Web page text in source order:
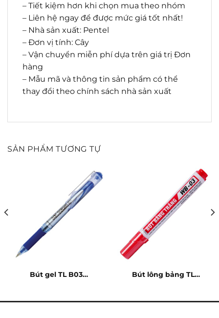
– Tiết kiệm hơn khi chọn mua theo nhóm
– Liên hệ ngay để được mức giá tốt nhất!
– Nhà sản xuất: Pentel
– Đơn vị tính: Cây
– Vận chuyển miễn phí dựa trên giá trị Đơn
hàng
– Mẫu mã và thông tin sản phẩm có thể
thay đổi theo chính sách nhà sản xuất
SẢN PHẨM TƯƠNG TỰ
Bút gel TL B03
Bút lông bảng TL